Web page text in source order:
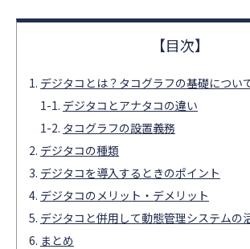
デジタコとは？タコグラフの基礎につい
デジタコとアナタコの違い
タコグラフの設置義務
デジタコの種類
デジタコを導入するときのポイント
デジタコのメリット・デメリット
デジタコと併用して動態管理システムの
まとめ